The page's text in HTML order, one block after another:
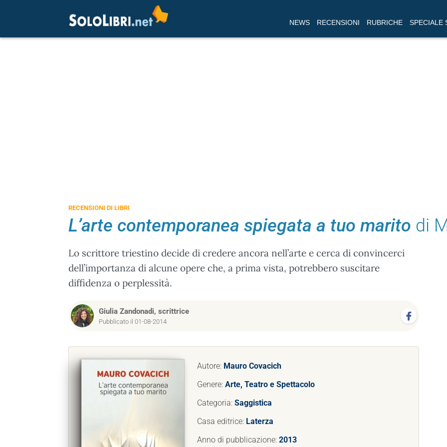
NEWS RECENSIONI RUBRICHE SPECIALE
RECENSIONI DI LIBRI
L’arte contemporanea spiegata a tuo marito di
Lo scrittore triestino decide di credere ancora nell’arte e cerca di convincerci
dell’importanza di alcune opere che, a prima vista, potrebbero suscitare
diffidenza o perplessità.
Giulia Zandonadi, scrittrice
Pubblicato il 01-08-2014
Autore: Mauro Covacich
Genere: Arte, Teatro e Spettacolo
Categoria: Saggistica
Casa editrice: Laterza
Anno di pubblicazione: 2013